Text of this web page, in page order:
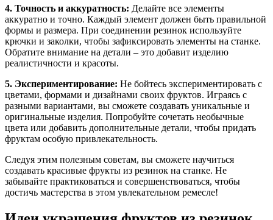
4. Точность и аккуратность: Делайте все элементы
аккуратно и точно. Каждый элемент должен быть правильной
формы и размера. При соединении резинок используйте
крючки и заколки, чтобы зафиксировать элементы на станке.
Обратите внимание на детали – это добавит изделию
реалистичности и красоты.
5. Экспериментирование: Не бойтесь экспериментировать с
цветами, формами и дизайнами своих фруктов. Играясь с
разными вариантами, вы сможете создавать уникальные и
оригинальные изделия. Попробуйте сочетать необычные
цвета или добавить дополнительные детали, чтобы придать
фруктам особую привлекательность.
Следуя этим полезным советам, вы сможете научиться
создавать красивые фрукты из резинок на станке. Не
забывайте практиковаться и совершенствоваться, чтобы
достичь мастерства в этом увлекательном ремесле!